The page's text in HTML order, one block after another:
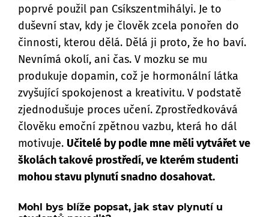
poprvé použil pan Csíkszentmihályi. Je to
duševní stav, kdy je člověk zcela ponořen do
činnosti, kterou dělá. Dělá ji proto, že ho baví.
Nevnímá okolí, ani čas. V mozku se mu
produkuje dopamin, což je hormonální látka
zvyšující spokojenost a kreativitu. V podstatě
zjednodušuje proces učení. Zprostředkovává
člověku emoční zpětnou vazbu, která ho dál
motivuje. Učitelé by podle mne měli vytvářet ve
školách takové prostředí, ve kterém studenti
mohou stavu plynutí snadno dosahovat.
Mohl bys blíže popsat, jak stav plynutí u